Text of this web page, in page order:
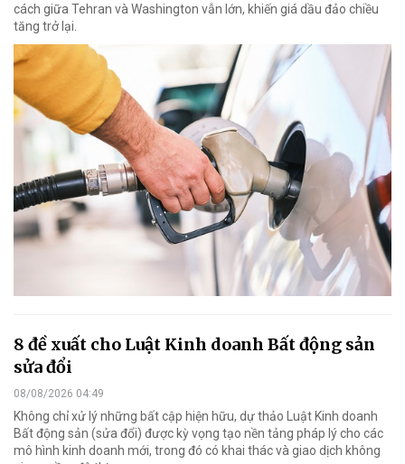
cách giữa Tehran và Washington vẫn lớn, khiến giá dầu đảo chiều
tăng trở lại.
8 đề xuất cho Luật Kinh doanh Bất động sản
sửa đổi
08/08/2026 04:49
Không chỉ xử lý những bất cập hiện hữu, dự thảo Luật Kinh doanh
Bất động sản (sửa đổi) được kỳ vọng tạo nền tảng pháp lý cho các
mô hình kinh doanh mới, trong đó có khai thác và giao dịch không